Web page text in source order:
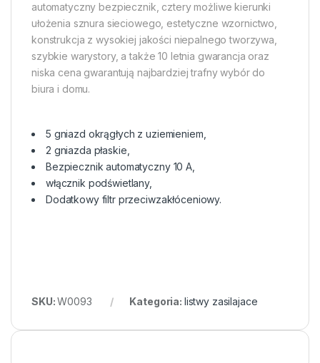
automatyczny bezpiecznik, cztery możliwe kierunki
ułożenia sznura sieciowego, estetyczne wzornictwo,
konstrukcja z wysokiej jakości niepalnego tworzywa,
szybkie warystory, a także 10 letnia gwarancja oraz
niska cena gwarantują najbardziej trafny wybór do
biura i domu.
5 gniazd okrągłych z uziemieniem,
2 gniazda płaskie,
Bezpiecznik automatyczny 10 A,
włącznik podświetlany,
Dodatkowy filtr przeciwzakłóceniowy.
SKU:W0093 Kategoria: listwy zasilajace